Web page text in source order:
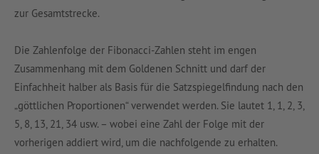
zur Gesamtstrecke.
Die Zahlenfolge der Fibonacci-Zahlen steht im engen
Zusammenhang mit dem Goldenen Schnitt und darf der
Einfachheit halber als Basis für die Satzspiegelfindung nach den
„göttlichen Proportionen“ verwendet werden. Sie lautet 1, 1, 2, 3,
5, 8, 13, 21, 34 usw. – wobei eine Zahl der Folge mit der
vorherigen addiert wird, um die nachfolgende zu erhalten.